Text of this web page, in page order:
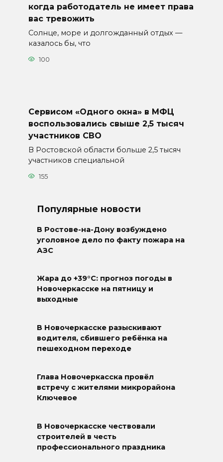
когда работодатель не имеет права
вас тревожить
Солнце, море и долгожданный отдых —
казалось бы, что
100
Сервисом «Одного окна» в МФЦ
воспользовались свыше 2,5 тысяч
участников СВО
В Ростовской области больше 2,5 тысяч
участников специальной
155
Популярные новости
В Ростове-на-Дону возбуждено
уголовное дело по факту пожара на
АЗС
Жара до +39°C: прогноз погоды в
Новочеркасске на пятницу и
выходные
В Новочеркасске разыскивают
водителя, сбившего ребёнка на
пешеходном переходе
Глава Новочеркасска провёл
встречу с жителями микрорайона
Ключевое
В Новочеркасске чествовали
строителей в честь
профессионального праздника